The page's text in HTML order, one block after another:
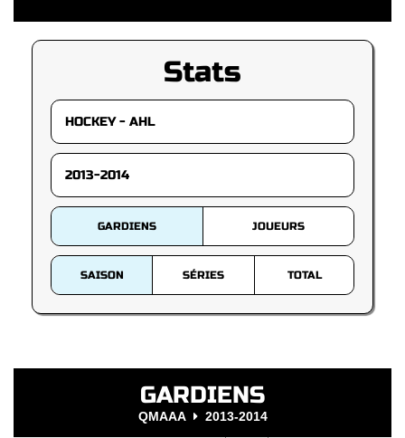
Stats
GARDIENS JOUEURS
SAISON SÉRIES TOTAL
GARDIENS
QMAAA 2013-2014